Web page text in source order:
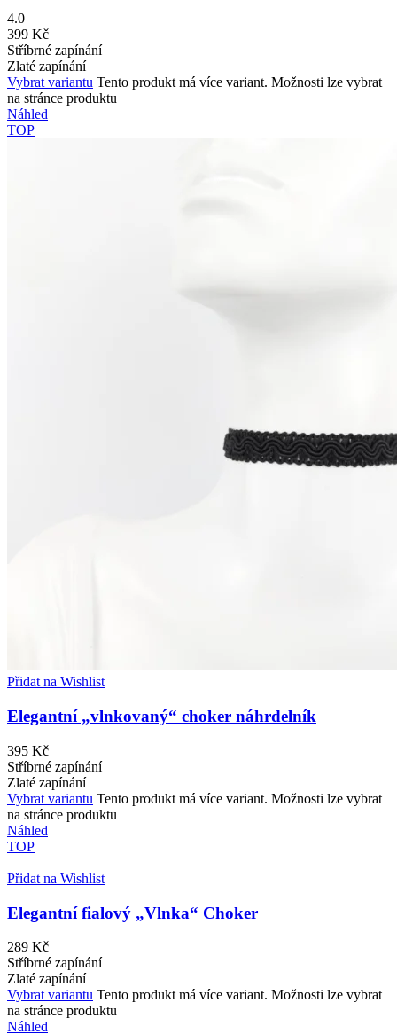
4.0
399 Kč
Stříbrné zapínání
Zlaté zapínání
Vybrat variantu Tento produkt má více variant. Možnosti lze vybrat
na stránce produktu
Náhled
TOP
Přidat na Wishlist
Elegantní „vlnkovaný“ choker náhrdelník
395 Kč
Stříbrné zapínání
Zlaté zapínání
Vybrat variantu Tento produkt má více variant. Možnosti lze vybrat
na stránce produktu
Náhled
TOP
Přidat na Wishlist
Elegantní fialový „Vlnka“ Choker
289 Kč
Stříbrné zapínání
Zlaté zapínání
Vybrat variantu Tento produkt má více variant. Možnosti lze vybrat
na stránce produktu
Náhled